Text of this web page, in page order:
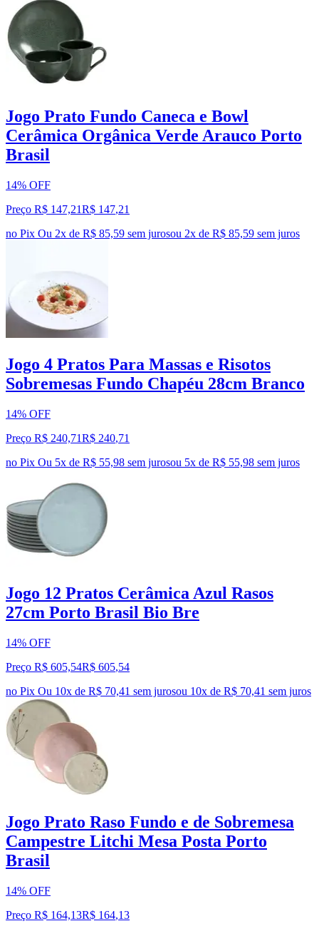
Jogo Prato Fundo Caneca e Bowl
Cerâmica Orgânica Verde Arauco Porto
Brasil
14% OFF
Preço R$ 147,21R$ 147,21
no Pix Ou 2x de R$ 85,59 sem jurosou 2x de R$ 85,59 sem juros
Jogo 4 Pratos Para Massas e Risotos
Sobremesas Fundo Chapéu 28cm Branco
14% OFF
Preço R$ 240,71R$ 240,71
no Pix Ou 5x de R$ 55,98 sem jurosou 5x de R$ 55,98 sem juros
Jogo 12 Pratos Cerâmica Azul Rasos
27cm Porto Brasil Bio Bre
14% OFF
Preço R$ 605,54R$ 605,54
no Pix Ou 10x de R$ 70,41 sem jurosou 10x de R$ 70,41 sem juros
Jogo Prato Raso Fundo e de Sobremesa
Campestre Litchi Mesa Posta Porto
Brasil
14% OFF
Preço R$ 164,13R$ 164,13